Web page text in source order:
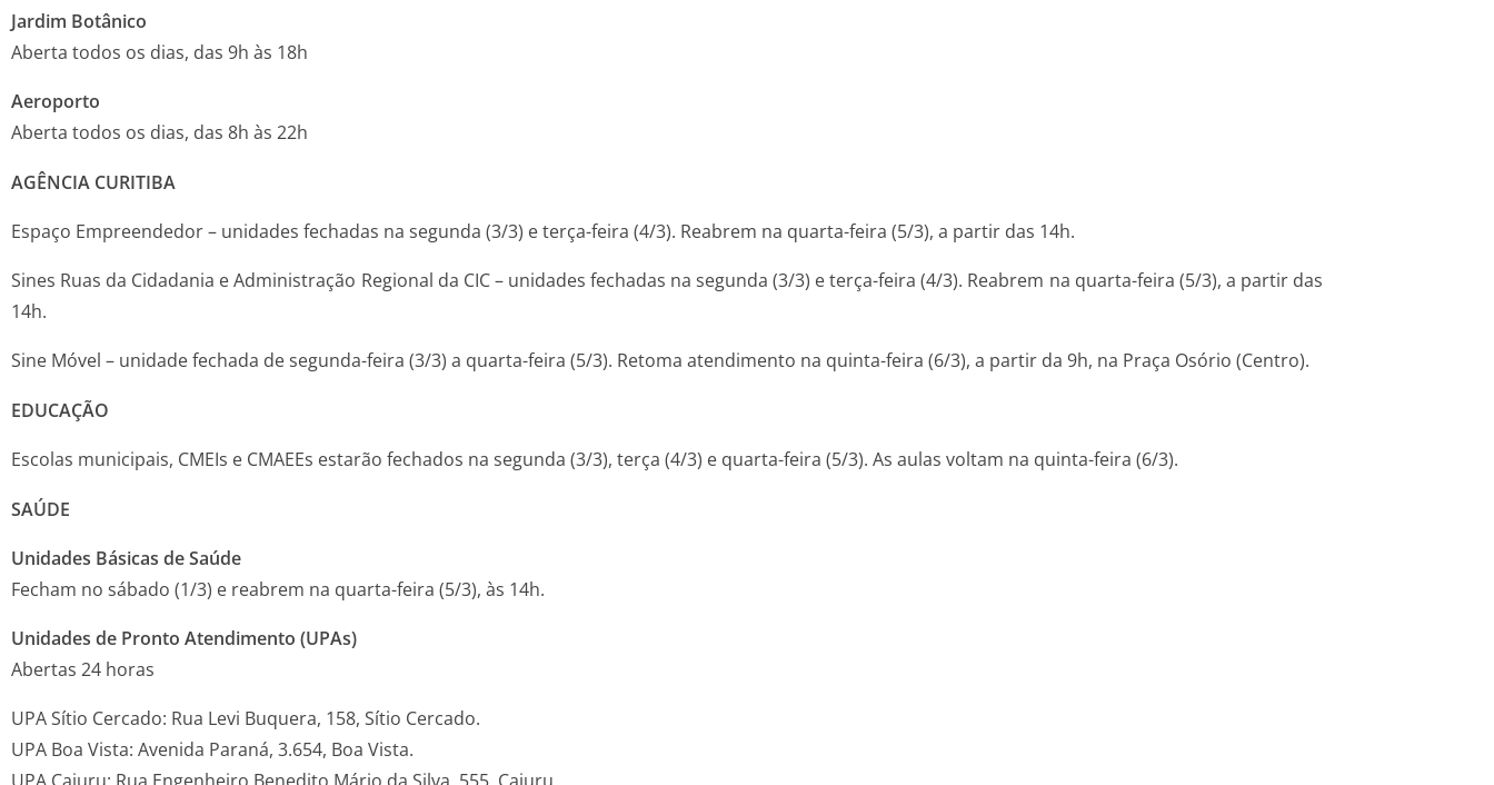
Jardim Botânico
Aberta todos os dias, das 9h às 18h
Aeroporto
Aberta todos os dias, das 8h às 22h
AGÊNCIA CURITIBA
Espaço Empreendedor – unidades fechadas na segunda (3/3) e terça-feira (4/3). Reabrem na quarta-feira (5/3), a partir das 14h.
Sines Ruas da Cidadania e Administração Regional da CIC – unidades fechadas na segunda (3/3) e terça-feira (4/3). Reabrem na quarta-feira (5/3), a partir das
14h.
Sine Móvel – unidade fechada de segunda-feira (3/3) a quarta-feira (5/3). Retoma atendimento na quinta-feira (6/3), a partir da 9h, na Praça Osório (Centro).
EDUCAÇÃO
Escolas municipais, CMEIs e CMAEEs estarão fechados na segunda (3/3), terça (4/3) e quarta-feira (5/3). As aulas voltam na quinta-feira (6/3).
SAÚDE
Unidades Básicas de Saúde
Fecham no sábado (1/3) e reabrem na quarta-feira (5/3), às 14h.
Unidades de Pronto Atendimento (UPAs)
Abertas 24 horas
UPA Sítio Cercado: Rua Levi Buquera, 158, Sítio Cercado.
UPA Boa Vista: Avenida Paraná, 3.654, Boa Vista.